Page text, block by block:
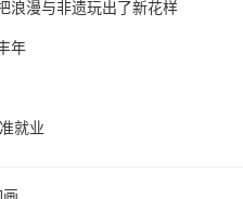
浪漫与非遗玩出了新花样
年
就业